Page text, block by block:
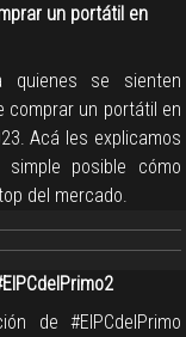
un portátil en
quienes se sienten
comprar un portátil en
Acá les explicamos
posible cómo
del mercado.
de #ElPCdelPrimo